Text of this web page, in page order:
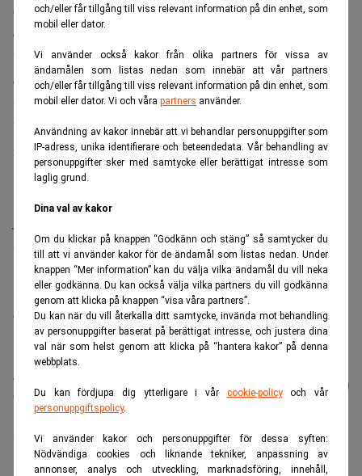
och/eller får tillgång till viss relevant information på din enhet, som
mobil eller dator.
Vi använder också kakor från olika partners för vissa av
ändamålen som listas nedan som innebär att vår partners
och/eller får tillgång till viss relevant information på din enhet, som
mobil eller dator. Vi och våra partners använder.
Användning av kakor innebär att vi behandlar personuppgifter som
IP-adress, unika identifierare och beteendedata. Vår behandling av
personuppgifter sker med samtycke eller berättigat intresse som
laglig grund.
Dina val av kakor
Om du klickar på knappen “Godkänn och stäng” så samtycker du
till att vi använder kakor för de ändamål som listas nedan. Under
knappen “Mer information” kan du välja vilka ändamål du vill neka
eller godkänna. Du kan också välja vilka partners du vill godkänna
genom att klicka på knappen “visa våra partners”.
Du kan när du vill återkalla ditt samtycke, invända mot behandling
av personuppgifter baserat på berättigat intresse, och justera dina
val när som helst genom att klicka på “hantera kakor” på denna
webbplats.
Du kan fördjupa dig ytterligare i vår cookie-policyoch vår
personuppgiftspolicy.
Vi använder kakor och personuppgifter för dessa syften:
Nödvändiga cookies och liknande tekniker, anpassning av
annonser, analys och utveckling, marknadsföring, innehåll,
och koncernchef, med tillträde 1 juni 2021. Han
efterträder Mats Åström. Samtidigt rekryteras Johan
Henriksson i rollen som group CFO. Både Mikael Matts
och Johan Henriksson kommer närmast från Skanska. Det
framgår av ett pressmeddelande.
Mikael Matts har för sin del haft flera ledande befattningar
inom Skanska, bland annat som vice vd för Skanska
Sverige samt som ansvarig för Skanskas bostadsutveckling
Skanska USA Civil, Skanska Sverige och Skanska
infrastrukturutveckling.
Samtidigt aviserar Sandbäckens att Johan Karlström
övertar posten som styrelseordförande efter Håkan
Bergqvist, som fortsätter som ordinarie styrelseledamot.
Läs mer från Realtid - vårt nyhetsbrev
är kostnadsfritt:
Prenumerera
Skanska